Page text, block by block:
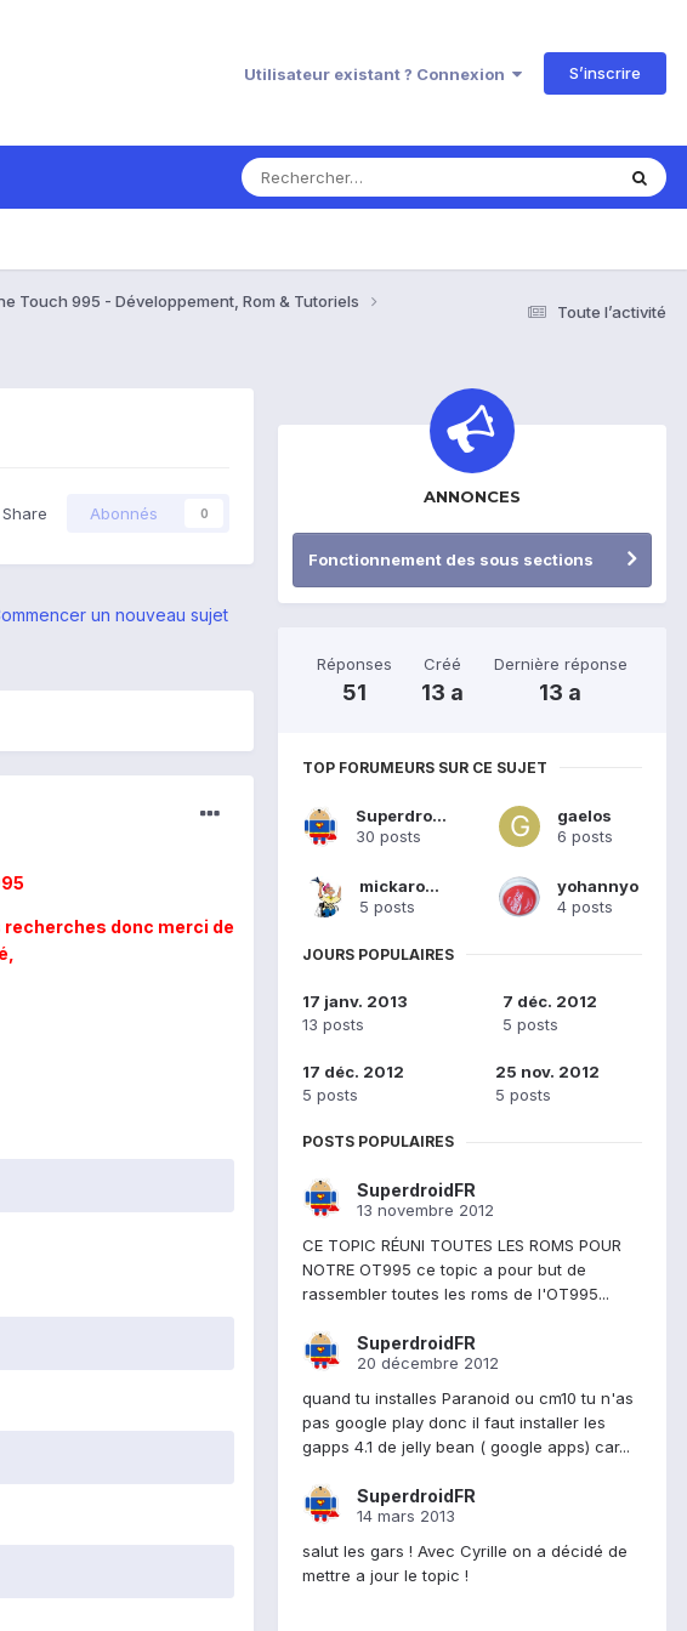
Utilisateur existant ? Connexion S’inscrire
Toute l’activité
Touch 995 - Développement, Rom & Tutoriels
Share Abonnés 0
un nouveau sujet
donc merci de
ANNONCES
Fonctionnement des sous sections
Réponses
51
Créé
13 a
Dernière réponse
13 a
TOP FORUMEURS SUR CE SUJET
SuperdroidFR
30 posts
gaelos
6 posts
mickaroulet
5 posts
yohannyo
4 posts
JOURS POPULAIRES
17 janv. 2013
13 posts
7 déc. 2012
5 posts
17 déc. 2012
5 posts
25 nov. 2012
5 posts
POSTS POPULAIRES
SuperdroidFR
13 novembre 2012
CE TOPIC RÉUNI TOUTES LES ROMS POUR
NOTRE OT995 ce topic a pour but de
rassembler toutes les roms de l'OT995...
SuperdroidFR
20 décembre 2012
quand tu installes Paranoid ou cm10 tu n'as
pas google play donc il faut installer les
gapps 4.1 de jelly bean ( google apps) car...
SuperdroidFR
14 mars 2013
salut les gars ! Avec Cyrille on a décidé de
mettre a jour le topic !